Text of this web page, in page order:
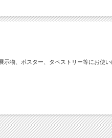
物、ポスター、タペストリー等にお使